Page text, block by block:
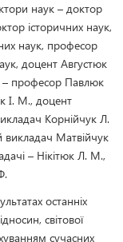
наук – доктор
історичних наук,
наук, професор
доцент Августюк
– професор Павлюк
І. М., доцент
Корнійчук Л.
Матвійчук
– Нікітюк Л. М.,
останніх
світової
сучасних